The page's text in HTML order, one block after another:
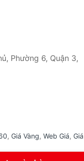
Phường 6, Quận 3,
, Giá Vàng, Web Giá, Giá